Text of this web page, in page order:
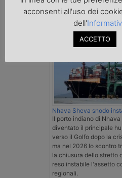
Mare
Nhava Sheva snodo
Il porto indiano di
diventato il principale
verso il Golfo dopo la
ma nel 2026 lo scontro
la chiusura dello stretto
reso instabile l'assetto
regionali.
acconsenti all'uso dei
dell'
ACCETTO